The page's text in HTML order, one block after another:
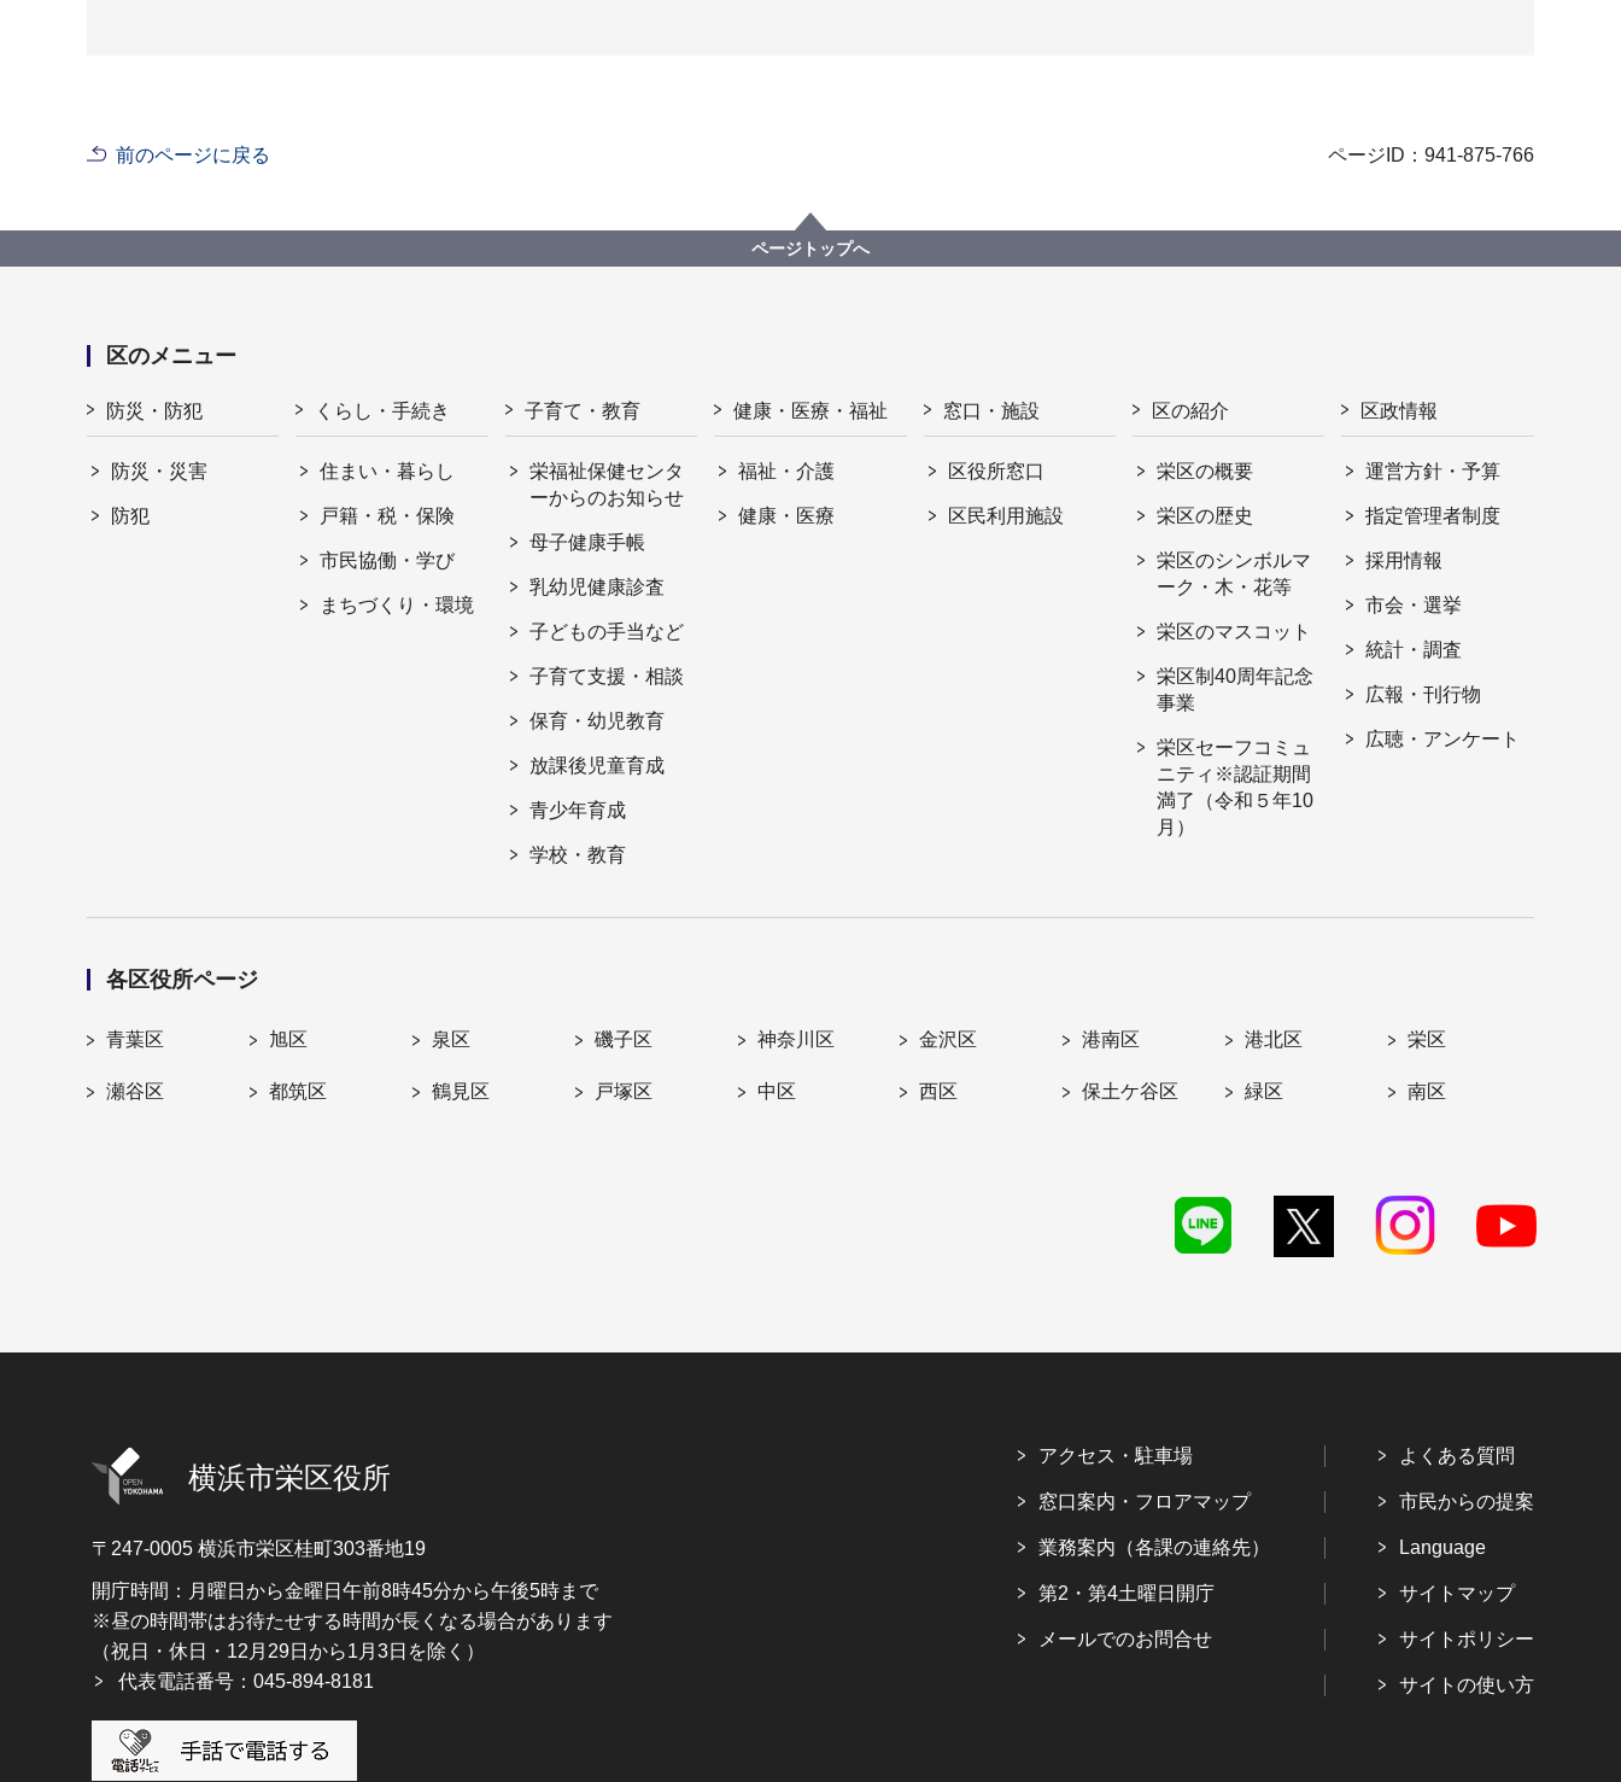
前のページに戻る ページID：941-875-766
ページトップへ
区のメニュー
防災・防犯
防災・災害
防犯
くらし・手続き
住まい・暮らし
戸籍・税・保険
市民協働・学び
まちづくり・環境
子育て・教育
栄福祉保健センタ
ーからのお知らせ
母子健康手帳
乳幼児健康診査
子どもの手当など
子育て支援・相談
保育・幼児教育
放課後児童育成
青少年育成
学校・教育
健康・医療・福祉
福祉・介護
健康・医療
窓口・施設
区役所窓口
区民利用施設
区の紹介
栄区の概要
栄区の歴史
栄区のシンボルマ
ーク・木・花等
栄区のマスコット
栄区制40周年記念
事業
栄区セーフコミュ
ニティ※認証期間
満了（令和５年10
月）
区政情報
運営方針・予算
指定管理者制度
採用情報
市会・選挙
統計・調査
広報・刊行物
広聴・アンケート
各区役所ページ
青葉区 旭区 泉区 磯子区 神奈川区 金沢区 港南区 港北区 栄区
瀬谷区 都筑区 鶴見区 戸塚区 中区 西区 保土ケ谷区 緑区 南区
横浜市栄区役所
〒247-0005 横浜市栄区桂町303番地19
開庁時間：月曜日から金曜日午前8時45分から午後5時まで
※昼の時間帯はお待たせする時間が長くなる場合があります
（祝日・休日・12月29日から1月3日を除く）
代表電話番号：045-894-8181
アクセス・駐車場
窓口案内・フロアマップ
業務案内（各課の連絡先）
第2・第4土曜日開庁
メールでのお問合せ
よくある質問
市民からの提案
Language
サイトマップ
サイトポリシー
サイトの使い方